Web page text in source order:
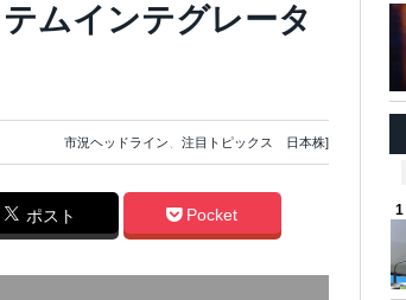
ムインテグレータ
市況ヘッドライン 注目トピックス 日本株]
ポスト Pocket